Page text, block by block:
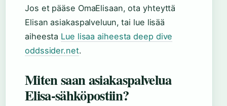
Jos et pääse OmaElisaan, ota yhteyttä
Elisan asiakaspalveluun, tai lue lisää
aiheesta Lue lisaa aiheesta deep dive
oddssider.net.
Miten saan asiakaspalvelua
Elisa-sähköpostiin?